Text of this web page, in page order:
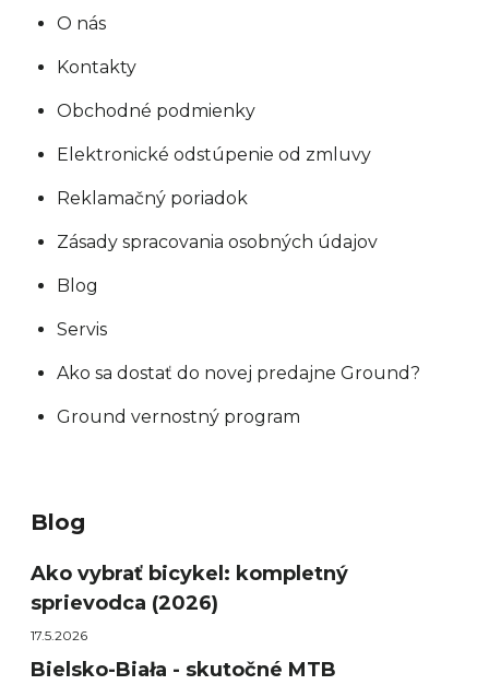
O nás
Kontakty
Obchodné podmienky
Elektronické odstúpenie od zmluvy
Reklamačný poriadok
Zásady spracovania osobných údajov
Blog
Servis
Ako sa dostať do novej predajne Ground?
Ground vernostný program
Blog
Ako vybrať bicykel: kompletný
sprievodca (2026)
17.5.2026
Bielsko-Biała - skutočné MTB